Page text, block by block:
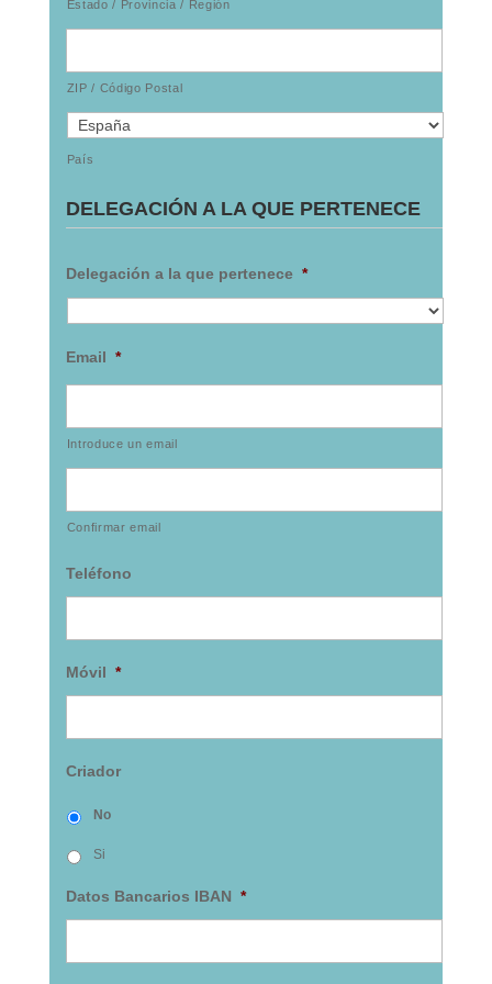
Estado / Provincia / Región
ZIP / Código Postal
País
DELEGACIÓN A LA QUE PERTENECE
Delegación a la que pertenece *
Email *
Introduce un email
Confirmar email
Teléfono
Móvil *
Criador
No
Si
Datos Bancarios IBAN *